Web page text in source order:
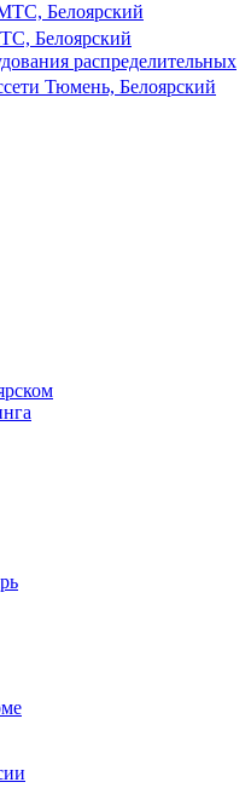
Белоярский
Белоярский
распределительных
Тюмень, Белоярский